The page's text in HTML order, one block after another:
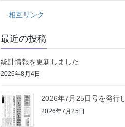
相互リンク
最近の投稿
統計情報を更新しました
2026年8月4日
2026年7月25日号を発行
2026年7月25日